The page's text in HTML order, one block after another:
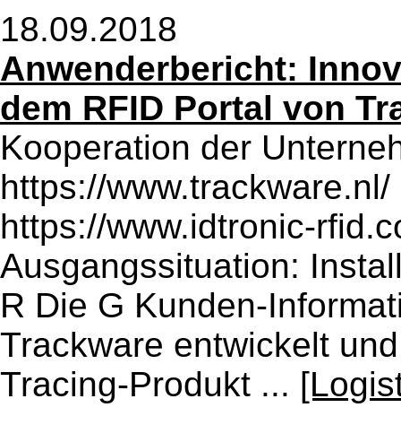
18.09.2018
Anwenderbericht:
dem RFID Portal von
Kooperation der
https://
https://www.idtronic-
Ausgangssituation:
R Die G Kunden-
Trackware entwickelt
Tracing-Produkt ...